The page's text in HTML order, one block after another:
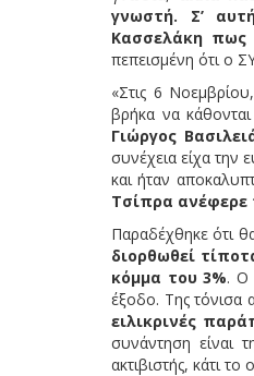
γνωστή. Σ’
Κασσελάκη πως
πεπεισμένη ότι ο
«Στις 6
βρήκα να κάθονται
Γιώργος
συνέχεια είχα την
και ήταν
Τσίπρα ανέφερε
Παραδέχθηκε ότι
διορθωθεί
κόμμα του 3%. Ο
έξοδο. Της τόνισα
ειλικρινές
συνάντηση είναι
ακτιβιστής, κάτι